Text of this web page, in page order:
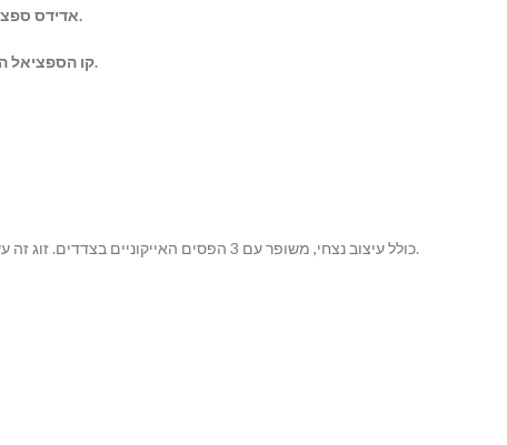
אדידס ספציאל הוא קו פופולרי של נעלי ספורט המיוצר על ידי מותג בגדי הספורט הגרמני אדידס.
קו הספציאל הוצג לראשונה בשנות ה-70 כמגוון נעליים שתוכננו במיוחד עבור ספורט פנים כגון כדוריד.
סגנון אהוב על חובבי כדורגל וחובבי בגדי רחוב, adidas Handball Spezial כולל עיצוב נצחי, משופר עם 3 הפסים האייקוניים בצדדים. זוג זה עשוי מעור ויושב על גבי סוליית נוחות עבה וססגונית, למראה רטרו ועכשווי.